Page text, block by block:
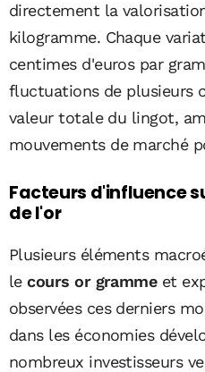
directement la
kilogramme. Chaque
centimes d'euros par
fluctuations de plusieurs
valeur totale du lingot,
mouvements de marché
Facteurs d'influence
de l'or
Plusieurs éléments
lecours or grammeet
observées ces derniers
dans les économies
nombreux investisseurs